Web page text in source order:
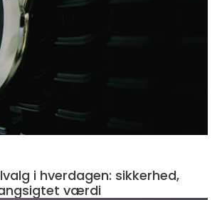
i hverdagen: sikkerhed,
værdi